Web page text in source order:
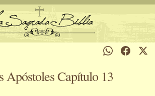
Apóstoles Capítulo 13